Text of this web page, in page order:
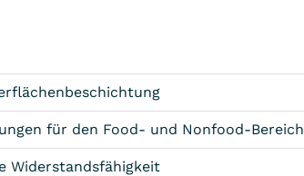
für den Food- und Nonfood-Bereich
Widerstandsfähigkeit